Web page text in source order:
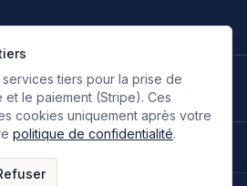
tiers pour la prise de
le paiement (Stripe). Ces
cookies uniquement après votre
politique de confidentialité.
ES 🇷🇺
RusseRU🇮🇷
Persan
FA
de zIA digital.
Politique de confidentialité